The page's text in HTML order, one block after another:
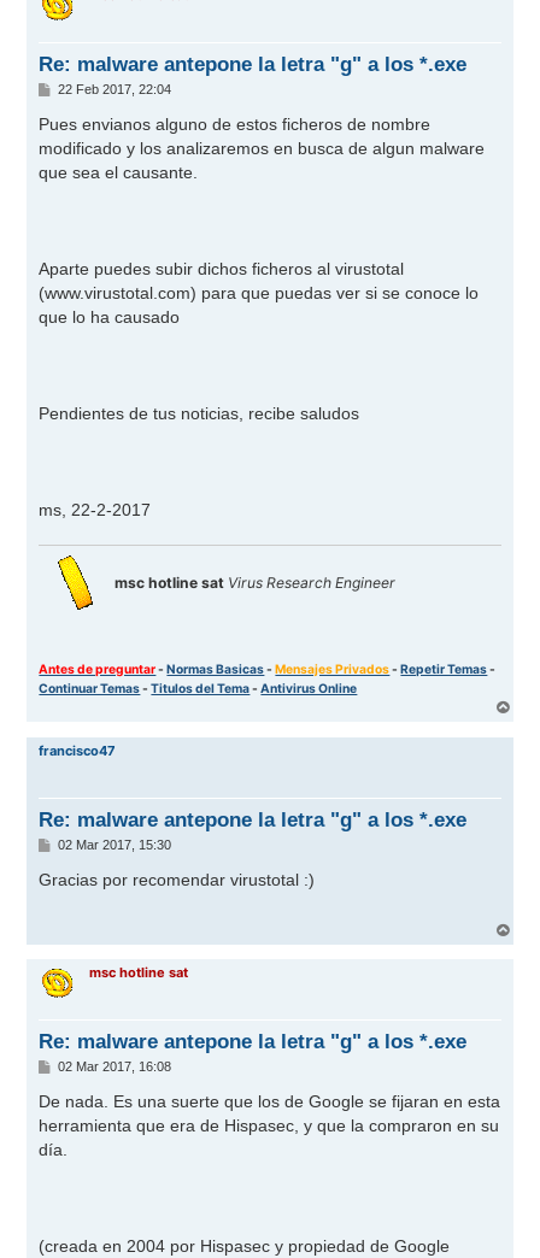
Re: malware antepone la letra "g" a los *.exe
M
n
s
a
e
22 Feb 2017, 22:04
Pues envianos alguno de estos ficheros de nombre
modificado y los analizaremos en busca de algun malware
que sea el causante.
Aparte puedes subir dichos ficheros al virustotal
(www.virustotal.com) para que puedas ver si se conoce lo
que lo ha causado
Pendientes de tus noticias, recibe saludos
ms, 22-2-2017
msc hotline sat Virus Research Engineer
Antes de preguntar-Normas Basicas-Mensajes Privados-Repetir Temas-
Continuar Temas-Titulos del Tema-Antivirus Online
r
francisco47
Re: malware antepone la letra "g" a los *.exe
M
n
s
02 Mar 2017, 15:30
Gracias por recomendar virustotal :)
r
msc hotline sat
Re: malware antepone la letra "g" a los *.exe
M
n
a
j
e
02 Mar 2017, 16:08
De nada. Es una suerte que los de Google se fijaran en esta
herramienta que era de Hispasec, y que la compraron en su
día.
(creada en 2004 por Hispasec y propiedad de Google